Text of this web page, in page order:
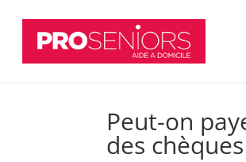
Peut-on
des